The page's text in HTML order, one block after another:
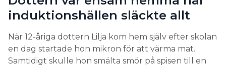
induktionshällen släckte allt
När 12-åriga dottern Lilja kom hem själv efter skolan
en dag startade hon mikron för att värma mat.
Samtidigt skulle hon smälta smör på spisen till en